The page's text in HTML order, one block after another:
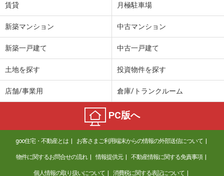
賃貸 月極駐車場
新築マンション 中古マンション
新築一戸建て 中古一戸建て
土地を探す 投資物件を探す
店舗/事業用 倉庫/トランクルーム
PC版へ
goo住宅・不動産とは お客さまご利用端末からの情報の外部送信について
物件に関するお問合せの流れ 情報提供元 不動産情報に関する免責事項
個人情報の取り扱いについて 消費税に関する表記について